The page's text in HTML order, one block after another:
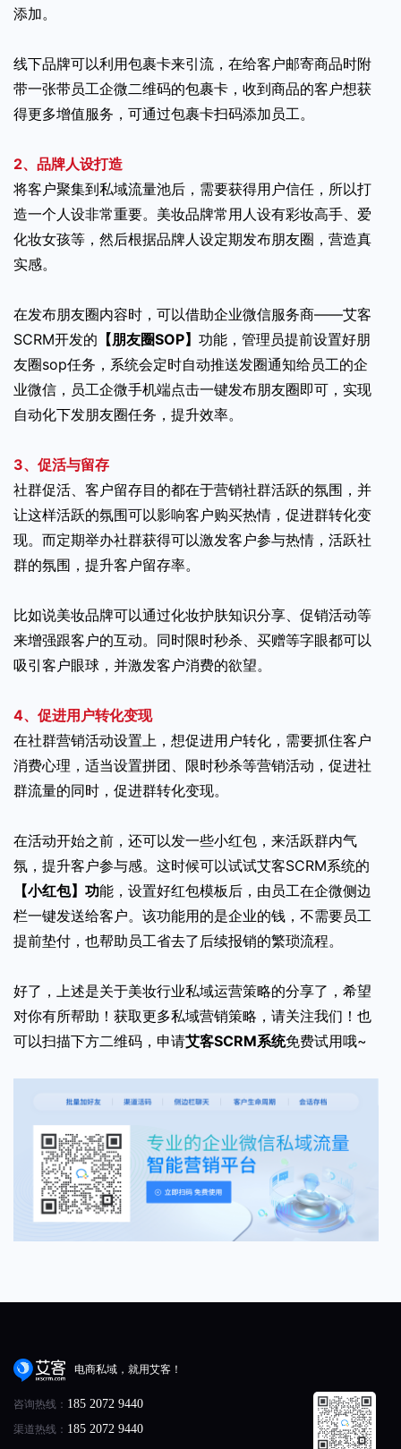
添加。
线下品牌可以利用包裹卡来引流，在给客户邮寄商品时附
带一张带员工企微二维码的包裹卡，收到商品的客户想获
得更多增值服务，可通过包裹卡扫码添加员工。
2、品牌人设打造
将客户聚集到私域流量池后，需要获得用户信任，所以打
造一个人设非常重要。美妆品牌常用人设有彩妆高手、爱
化妆女孩等，然后根据品牌人设定期发布朋友圈，营造真
实感。
在发布朋友圈内容时，可以借助企业微信服务商——艾客
SCRM开发的 【朋友圈SOP】 功能，管理员提前设置好朋
友圈sop任务，系统会定时自动推送发圈通知给员工的企
业微信，员工企微手机端点击一键发布朋友圈即可，实现
自动化下发朋友圈任务，提升效率。
3、促活与留存
社群促活、客户留存目的都在于营销社群活跃的氛围，并
让这样活跃的氛围可以影响客户购买热情，促进群转化变
现。而定期举办社群获得可以激发客户参与热情，活跃社
群的氛围，提升客户留存率。
比如说美妆品牌可以通过化妆护肤知识分享、促销活动等
来增强跟客户的互动。同时限时秒杀、买赠等字眼都可以
吸引客户眼球，并激发客户消费的欲望。
4、促进用户转化变现
在社群营销活动设置上，想促进用户转化，需要抓住客户
消费心理，适当设置拼团、限时秒杀等营销活动，促进社
群流量的同时，促进群转化变现。
在活动开始之前，还可以发一些小红包，来活跃群内气
氛，提升客户参与感。这时候可以试试艾客SCRM系统的
【小红包】功能，设置好红包模板后，由员工在企微侧边
栏一键发送给客户。该功能用的是企业的钱，不需要员工
提前垫付，也帮助员工省去了后续报销的繁琐流程。
好了，上述是关于美妆行业私域运营策略的分享了，希望
对你有所帮助！获取更多私域营销策略，请关注我们！也
可以扫描下方二维码，申请艾客SCRM系统免费试用哦~
电商私域，就用艾客！
咨询热线： 185 2072 9440
渠道热线： 185 2072 9440